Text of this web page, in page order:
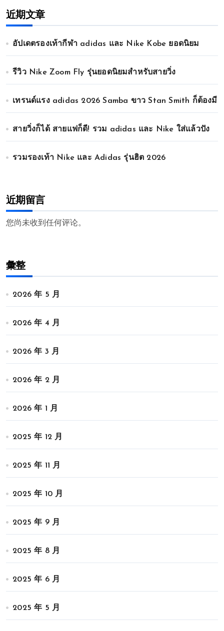
近期文章
อัปเดตรองเท้ากีฬา adidas และ Nike Kobe ยอดนิยม
รีวิว Nike Zoom Fly รุ่นยอดนิยมสำหรับสายวิ่ง
เทรนด์แรง adidas 2026 Samba ขาว Stan Smith ก็ต้องมี
สายวิ่งก็ได้ สายแฟก็ดี! รวม adidas และ Nike ใส่แล้วปัง
รวมรองเท้า Nike และ Adidas รุ่นฮิต 2026
近期留言
您尚未收到任何评论。
彙整
2026 年 5 月
2026 年 4 月
2026 年 3 月
2026 年 2 月
2026 年 1 月
2025 年 12 月
2025 年 11 月
2025 年 10 月
2025 年 9 月
2025 年 8 月
2025 年 6 月
2025 年 5 月